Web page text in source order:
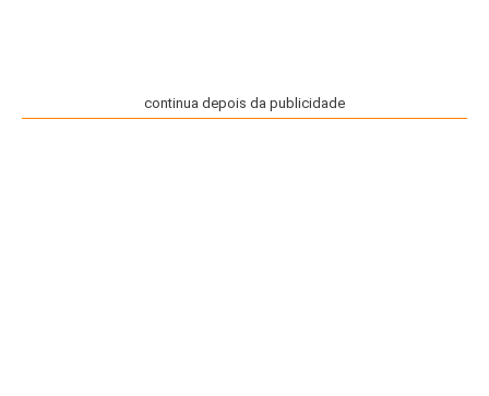
continua depois da publicidade